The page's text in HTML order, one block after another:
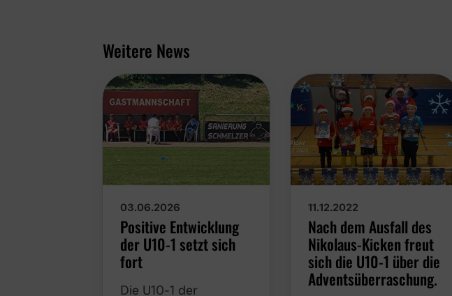
Weitere News
03.06.2026
Positive Entwicklung
der U10-1 setzt sich
fort
Die U10-1 der
11.12.2022
Nach dem Ausfall des
Nikolaus-Kicken freut
sich die U10-1 über die
Adventsüberraschung.